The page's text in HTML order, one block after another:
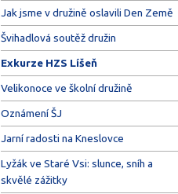
Jak jsme v družině oslavili Den Země
Švihadlová soutěž družin
Exkurze HZS Líšeň
Velikonoce ve školní družině
Oznámení ŠJ
Jarní radosti na Kneslovce
Lyžák ve Staré Vsi: slunce, sníh a
skvělé zážitky